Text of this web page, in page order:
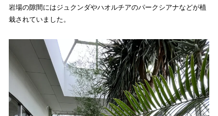
岩場の隙間にはジュクンダやハオルチアのパークシアナなどが植
栽されていました。